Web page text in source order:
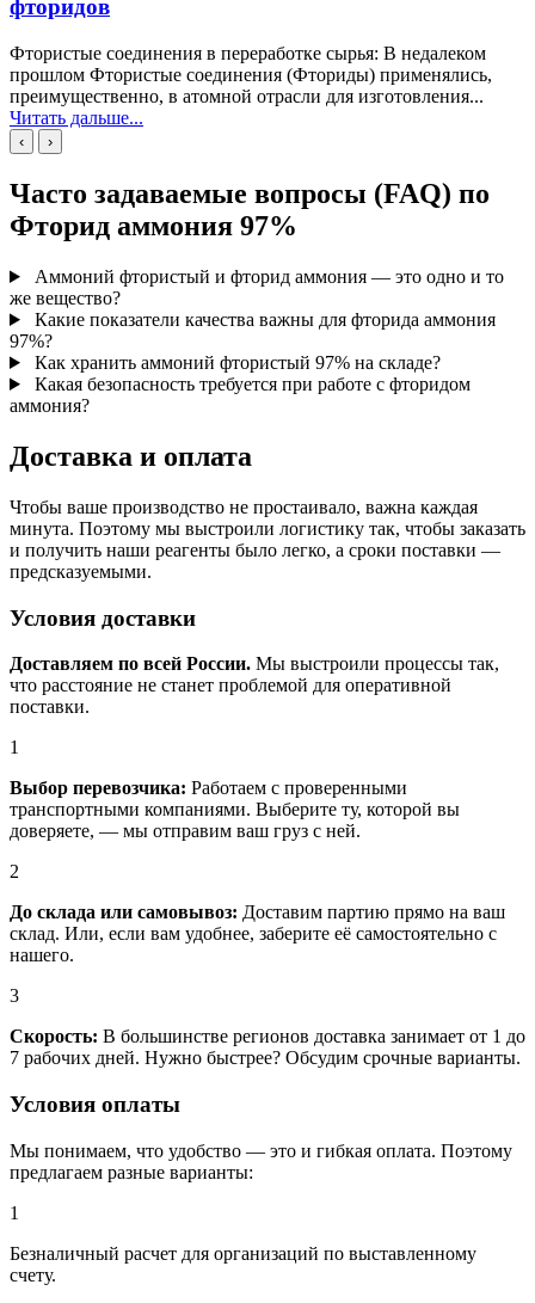
фторидов
Фтористые соединения в переработке сырья: В недалеком
прошлом Фтористые соединения (Фториды) применялись,
преимущественно, в атомной отрасли для изготовления...
Читать дальше...
‹ ›
Часто задаваемые вопросы (FAQ) по
Фторид аммония 97%
Аммоний фтористый и фторид аммония — это одно и то
же вещество?
Какие показатели качества важны для фторида аммония
97%?
Как хранить аммоний фтористый 97% на складе?
Какая безопасность требуется при работе с фторидом
аммония?
Доставка и оплата
Чтобы ваше производство не простаивало, важна каждая
минута. Поэтому мы выстроили логистику так, чтобы заказать
и получить наши реагенты было легко, а сроки поставки —
предсказуемыми.
Условия доставки
Доставляем по всей России. Мы выстроили процессы так,
что расстояние не станет проблемой для оперативной
поставки.
1
Выбор перевозчика: Работаем с проверенными
транспортными компаниями. Выберите ту, которой вы
доверяете, — мы отправим ваш груз с ней.
2
До склада или самовывоз: Доставим партию прямо на ваш
склад. Или, если вам удобнее, заберите её самостоятельно с
нашего.
3
Скорость: В большинстве регионов доставка занимает от 1 до
7 рабочих дней. Нужно быстрее? Обсудим срочные варианты.
Условия оплаты
Мы понимаем, что удобство — это и гибкая оплата. Поэтому
предлагаем разные варианты:
1
Безналичный расчет для организаций по выставленному
счету.